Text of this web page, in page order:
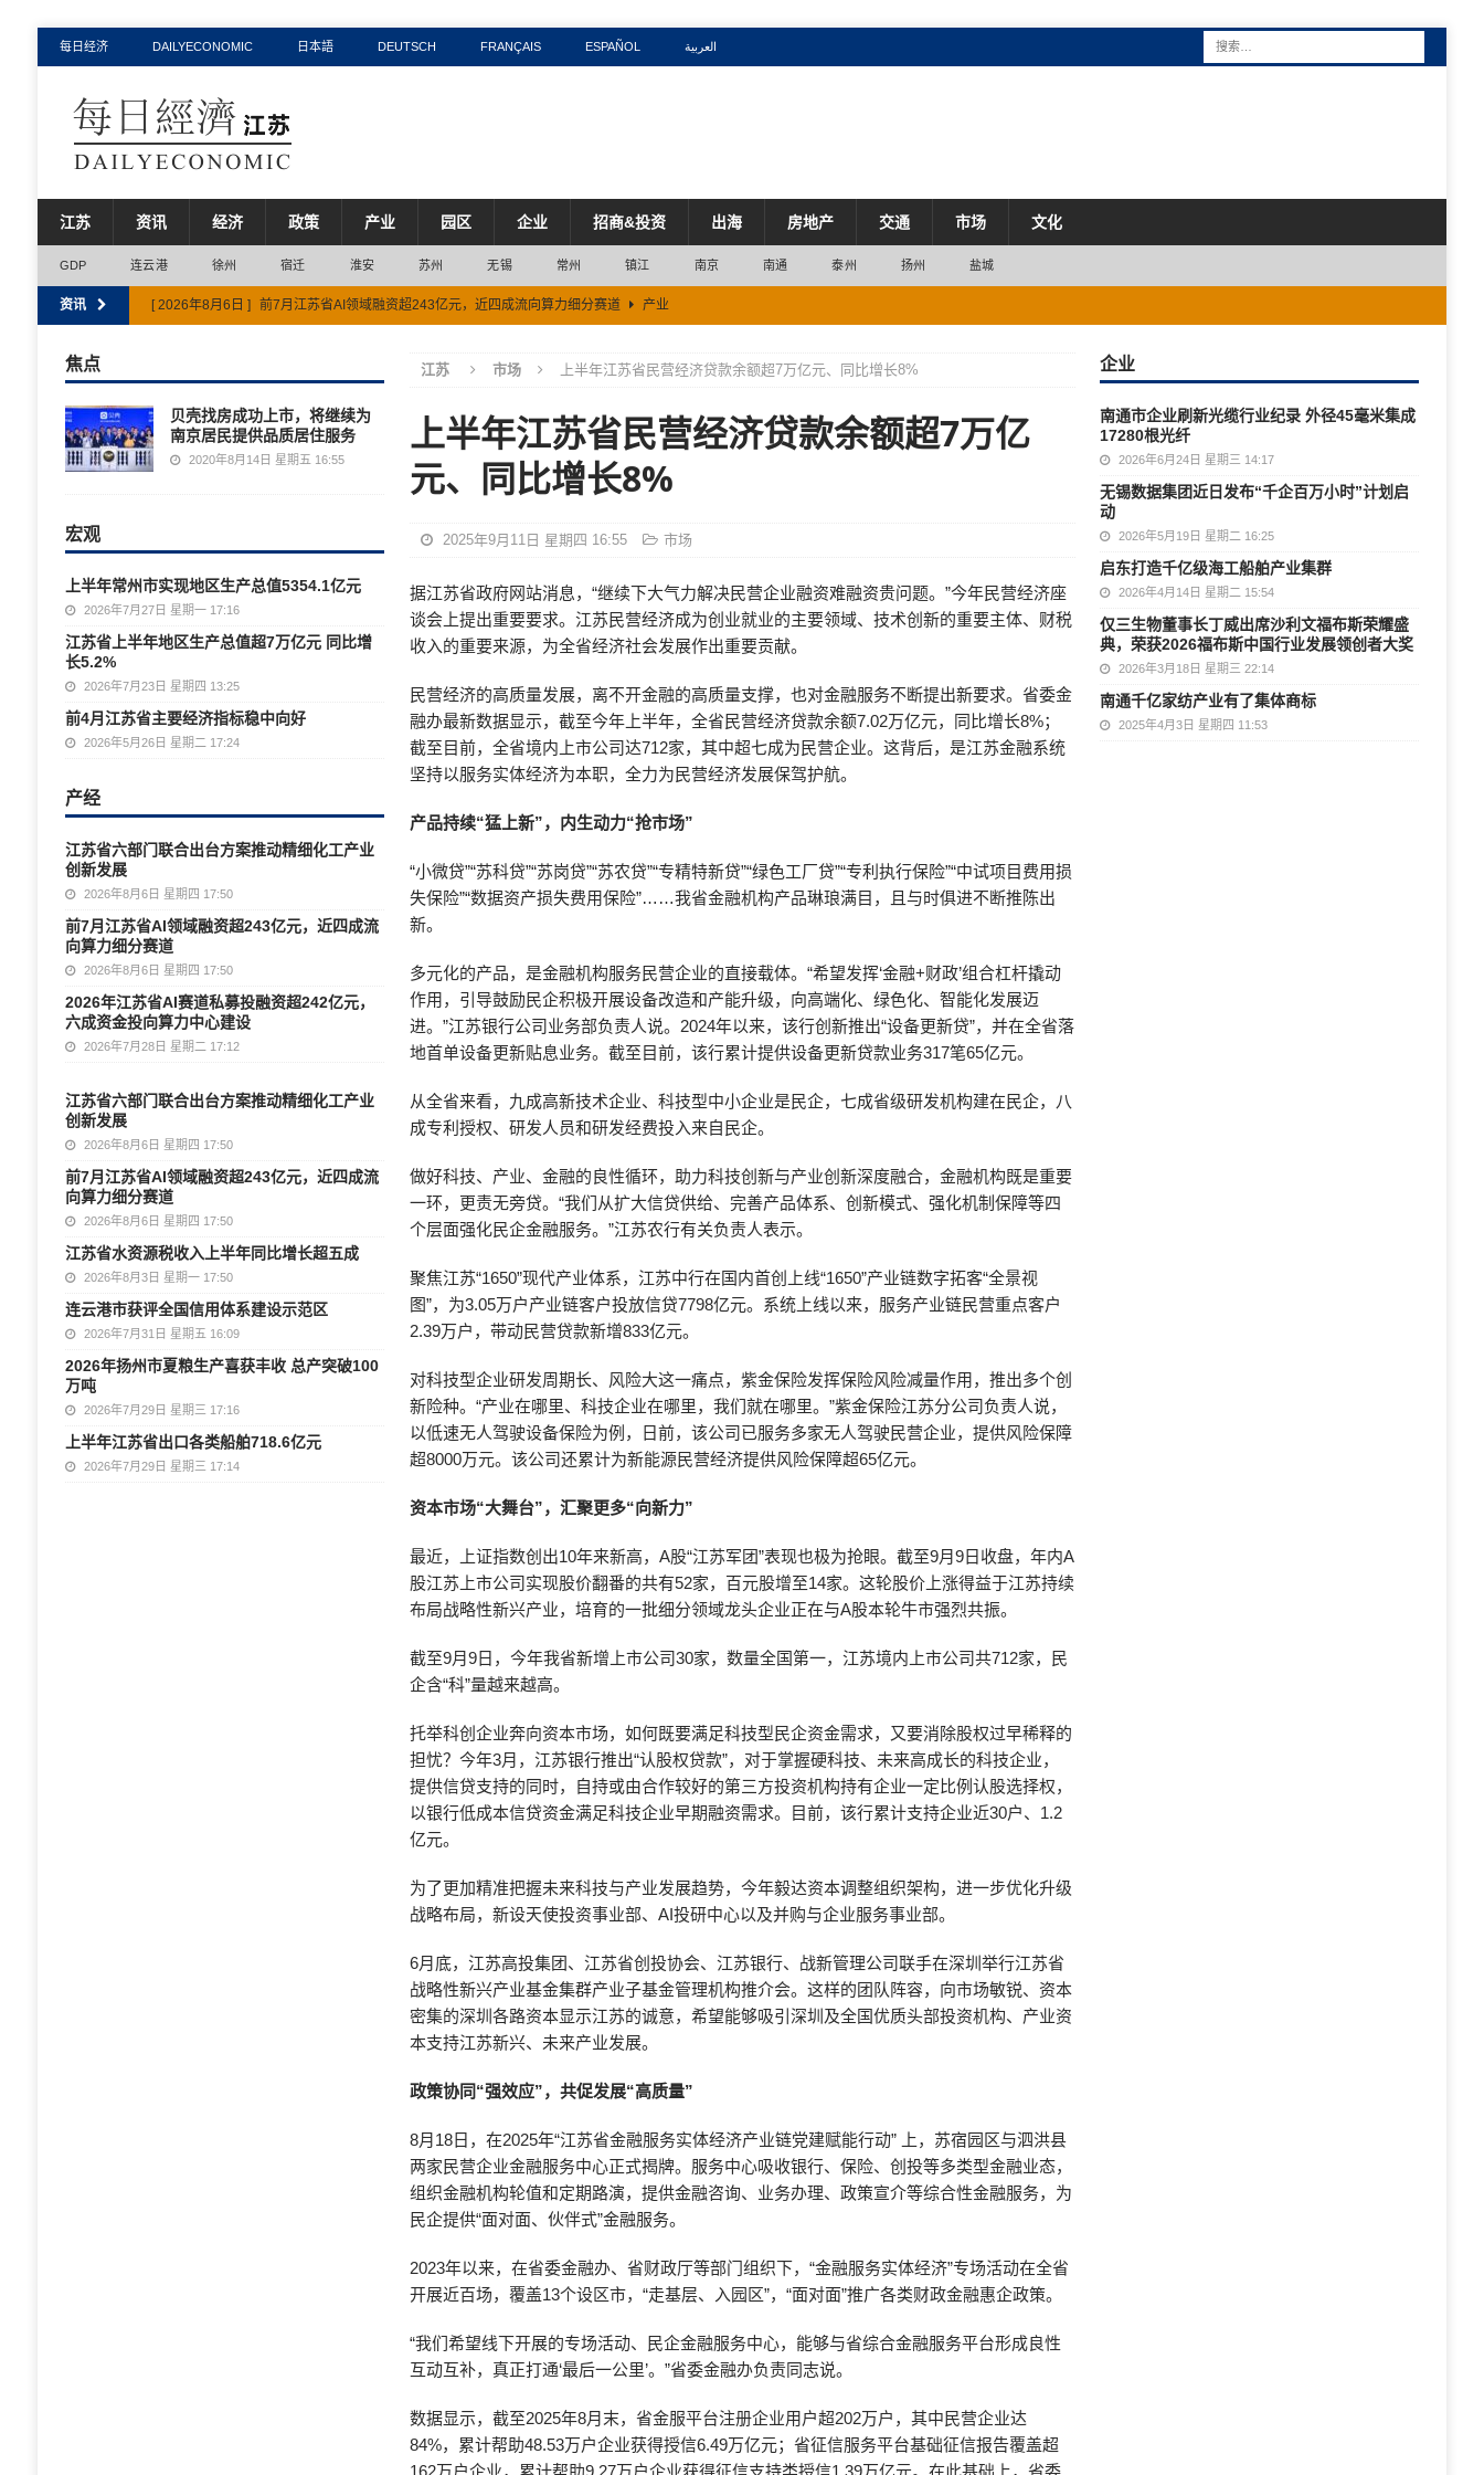
每日经济 DAILYECONOMIC 日本語 DEUTSCH FRANÇAIS ESPAÑOL العربية
江苏 资讯 经济 政策 产业 园区 企业 招商&投资 出海 房地产 交通 市场 文化
GDP 连云港 徐州 宿迁 淮安 苏州 无锡 常州 镇江 南京 南通 泰州 扬州 盐城
资讯 [ 2026年8月6日 ] 前7月江苏省AI领域融资超243亿元，近四成流向算力细分赛道 产业
[ 2026年7月31日 ] 连云港市获评全国信用体系建设示范区 市场
[ 2026年7月29日 ] 2026年扬州市夏粮生产喜获丰收 总产突破100万吨 市场
[ 2026年8月6日 ] 江苏省六部门联合出台方案推动精细化工产业创新发展 产业
江苏 市场 上半年江苏省民营经济贷款余额超7万亿元、同比增长8%
上半年江苏省民营经济贷款余额超7万亿
元、同比增长8%
2025年9月11日 星期四 16:55 市场
据江苏省政府网站消息，“继续下大气力解决民营企业融资难融资贵问题。”今年民营经济座
谈会上提出重要要求。江苏民营经济成为创业就业的主要领域、技术创新的重要主体、财税
收入的重要来源，为全省经济社会发展作出重要贡献。
民营经济的高质量发展，离不开金融的高质量支撑，也对金融服务不断提出新要求。省委金
融办最新数据显示，截至今年上半年，全省民营经济贷款余额7.02万亿元，同比增长8%；
截至目前，全省境内上市公司达712家，其中超七成为民营企业。这背后，是江苏金融系统
坚持以服务实体经济为本职，全力为民营经济发展保驾护航。
产品持续“猛上新”，内生动力“抢市场”
“小微贷”“苏科贷”“苏岗贷”“苏农贷”“专精特新贷”“绿色工厂贷”“专利执行保险”“中试项目费用损
失保险”“数据资产损失费用保险”……我省金融机构产品琳琅满目，且与时俱进不断推陈出
新。
多元化的产品，是金融机构服务民营企业的直接载体。“希望发挥‘金融+财政’组合杠杆撬动
作用，引导鼓励民企积极开展设备改造和产能升级，向高端化、绿色化、智能化发展迈
进。”江苏银行公司业务部负责人说。2024年以来，该行创新推出“设备更新贷”，并在全省落
地首单设备更新贴息业务。截至目前，该行累计提供设备更新贷款业务317笔65亿元。
从全省来看，九成高新技术企业、科技型中小企业是民企，七成省级研发机构建在民企，八
成专利授权、研发人员和研发经费投入来自民企。
做好科技、产业、金融的良性循环，助力科技创新与产业创新深度融合，金融机构既是重要
一环，更责无旁贷。“我们从扩大信贷供给、完善产品体系、创新模式、强化机制保障等四
个层面强化民企金融服务。”江苏农行有关负责人表示。
聚焦江苏“1650”现代产业体系，江苏中行在国内首创上线“1650”产业链数字拓客“全景视
图”，为3.05万户产业链客户投放信贷7798亿元。系统上线以来，服务产业链民营重点客户
2.39万户，带动民营贷款新增833亿元。
对科技型企业研发周期长、风险大这一痛点，紫金保险发挥保险风险减量作用，推出多个创
新险种。“产业在哪里、科技企业在哪里，我们就在哪里。”紫金保险江苏分公司负责人说，
以低速无人驾驶设备保险为例，日前，该公司已服务多家无人驾驶民营企业，提供风险保障
超8000万元。该公司还累计为新能源民营经济提供风险保障超65亿元。
资本市场“大舞台”，汇聚更多“向新力”
最近，上证指数创出10年来新高，A股“江苏军团”表现也极为抢眼。截至9月9日收盘，年内A
股江苏上市公司实现股价翻番的共有52家，百元股增至14家。这轮股价上涨得益于江苏持续
布局战略性新兴产业，培育的一批细分领域龙头企业正在与A股本轮牛市强烈共振。
截至9月9日，今年我省新增上市公司30家，数量全国第一，江苏境内上市公司共712家，民
企含“科”量越来越高。
托举科创企业奔向资本市场，如何既要满足科技型民企资金需求，又要消除股权过早稀释的
担忧？今年3月，江苏银行推出“认股权贷款”，对于掌握硬科技、未来高成长的科技企业，
提供信贷支持的同时，自持或由合作较好的第三方投资机构持有企业一定比例认股选择权，
以银行低成本信贷资金满足科技企业早期融资需求。目前，该行累计支持企业近30户、1.2
亿元。
为了更加精准把握未来科技与产业发展趋势，今年毅达资本调整组织架构，进一步优化升级
战略布局，新设天使投资事业部、AI投研中心以及并购与企业服务事业部。
6月底，江苏高投集团、江苏省创投协会、江苏银行、战新管理公司联手在深圳举行江苏省
战略性新兴产业基金集群产业子基金管理机构推介会。这样的团队阵容，向市场敏锐、资本
密集的深圳各路资本显示江苏的诚意，希望能够吸引深圳及全国优质头部投资机构、产业资
本支持江苏新兴、未来产业发展。
政策协同“强效应”，共促发展“高质量”
8月18日，在2025年“江苏省金融服务实体经济产业链党建赋能行动” 上，苏宿园区与泗洪县
两家民营企业金融服务中心正式揭牌。服务中心吸收银行、保险、创投等多类型金融业态，
组织金融机构轮值和定期路演，提供金融咨询、业务办理、政策宣介等综合性金融服务，为
民企提供“面对面、伙伴式”金融服务。
2023年以来，在省委金融办、省财政厅等部门组织下，“金融服务实体经济”专场活动在全省
开展近百场，覆盖13个设区市，“走基层、入园区”，“面对面”推广各类财政金融惠企政策。
“我们希望线下开展的专场活动、民企金融服务中心，能够与省综合金融服务平台形成良性
互动互补，真正打通‘最后一公里’。”省委金融办负责同志说。
数据显示，截至2025年8月末，省金服平台注册企业用户超202万户，其中民营企业达
84%，累计帮助48.53万户企业获得授信6.49万亿元；省征信服务平台基础征信报告覆盖超
162万户企业，累计帮助9.27万户企业获得征信支持类授信1.39万亿元。在此基础上，省委
焦点
贝壳找房成功上市，将继续为
南京居民提供品质居住服务
2020年8月14日 星期五 16:55
宏观
上半年常州市实现地区生产总值5354.1亿元
2026年7月27日 星期一 17:16
江苏省上半年地区生产总值超7万亿元 同比增
长5.2%
2026年7月23日 星期四 13:25
前4月江苏省主要经济指标稳中向好
2026年5月26日 星期二 17:24
产经
江苏省六部门联合出台方案推动精细化工产业
创新发展
2026年8月6日 星期四 17:50
前7月江苏省AI领域融资超243亿元，近四成流
向算力细分赛道
2026年8月6日 星期四 17:50
2026年江苏省AI赛道私募投融资超242亿元，
六成资金投向算力中心建设
2026年7月28日 星期二 17:12
江苏省六部门联合出台方案推动精细化工产业
创新发展
2026年8月6日 星期四 17:50
前7月江苏省AI领域融资超243亿元，近四成流
向算力细分赛道
2026年8月6日 星期四 17:50
江苏省水资源税收入上半年同比增长超五成
2026年8月3日 星期一 17:50
连云港市获评全国信用体系建设示范区
2026年7月31日 星期五 16:09
2026年扬州市夏粮生产喜获丰收 总产突破100
万吨
2026年7月29日 星期三 17:16
上半年江苏省出口各类船舶718.6亿元
2026年7月29日 星期三 17:14
企业
南通市企业刷新光缆行业纪录 外径45毫米集成
17280根光纤
2026年6月24日 星期三 14:17
无锡数据集团近日发布“千企百万小时”计划启
动
2026年5月19日 星期二 16:25
启东打造千亿级海工船舶产业集群
2026年4月14日 星期二 15:54
仅三生物董事长丁威出席沙利文福布斯荣耀盛
典，荣获2026福布斯中国行业发展领创者大奖
2026年3月18日 星期三 22:14
南通千亿家纺产业有了集体商标
2025年4月3日 星期四 11:53